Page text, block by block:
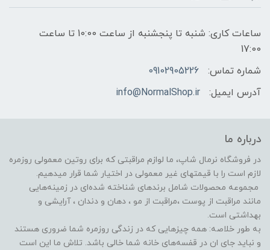
ساعات کاری: شنبه تا پنجشنبه از ساعت 10:00 تا ساعت
17:00
شماره تماس:
09102905226
آدرس ایمیل:
info@NormalShop.ir
درباره ما
در فروشگاه‌ نرمال شاپ، ما لوازم مراقبتی که برای روتین معمولی روزمره
لازم است را با قیمتهای غیر معمولی در اختیار شما قرار میدهیم.
مجموعه محصولات شامل برندهای شناخته شده‌ای در زمینه‌هایی
مانند مراقبت از پوست ،مراقبت از مو ️، دهان و دندان ، آرایشی و
بهداشتی است.
به طور خلاصه: همه چیزهایی که در زندگی روزمره شما ضروری هستند
و نباید جای ان در قفسه‌های خانه شما خالی باشد. تلاش ما این است